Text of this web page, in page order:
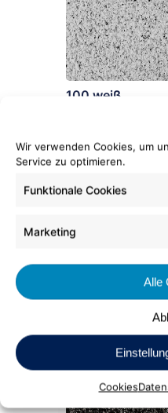
Wir verwenden Cookies, um
Service zu optimieren.
Funktionale Cookies
Marketing
Alle
Cookies
100 weiß
602 laubgrün